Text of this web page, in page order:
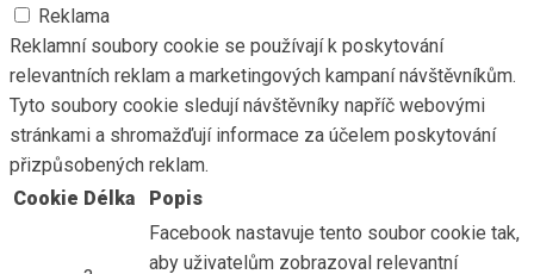
Reklama
Reklamní soubory cookie se používají k poskytování
relevantních reklam a marketingových kampaní návštěvníkům.
Tyto soubory cookie sledují návštěvníky napříč webovými
stránkami a shromažďují informace za účelem poskytování
přizpůsobených reklam.
Cookie Délka Popis
Facebook nastavuje tento soubor cookie tak,
aby uživatelům zobrazoval relevantní